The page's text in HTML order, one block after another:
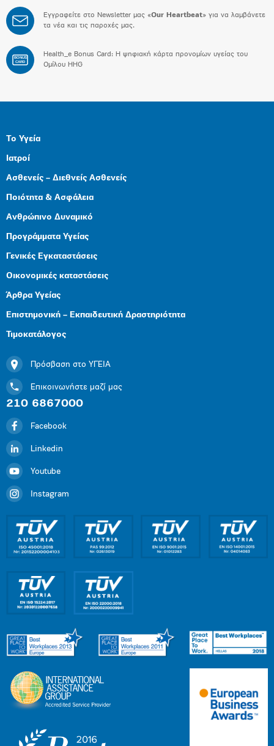
Εγγραφείτε στο Newsletter μας «Our Heartbeat» για να λαμβάνετε
τα νέα και τις παροχές μας.
BONUS
CARD
Health_e Bonus Card: H ψηφιακή κάρτα προνομίων υγείας του
Ομίλου HHG
Το Υγεία
Ιατροί
Ασθενείς – Διεθνείς Ασθενείς
Ποιότητα & Ασφάλεια
Ανθρώπινο Δυναμικό
Προγράμματα Υγείας
Γενικές Εγκαταστάσεις
Οικονομικές καταστάσεις
Άρθρα Υγείας
Επιστημονική – Εκπαιδευτική Δραστηριότητα
Τιμοκατάλογος
Πρόσβαση στο ΥΓΕΙΑ
Επικοινωνήστε μαζί μας
210 6867000
Facebook
Linkedin
Youtube
Instagram